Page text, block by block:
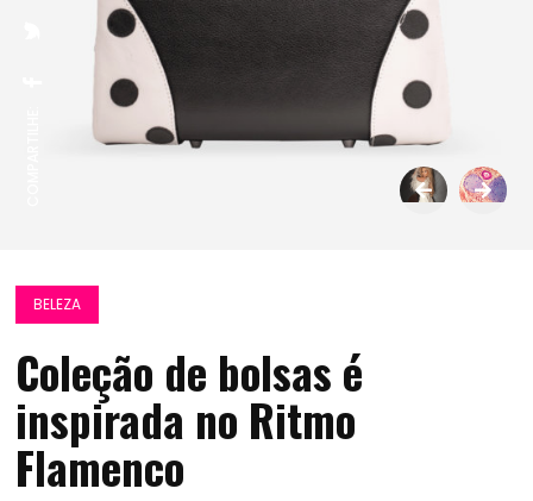
BELEZA
Coleção de bolsas é
inspirada no Ritmo
Flamenco